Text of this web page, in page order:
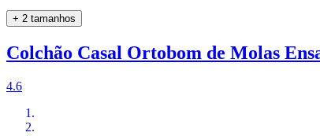
+ 2 tamanhos
Colchão Casal Ortobom de Molas
4.6